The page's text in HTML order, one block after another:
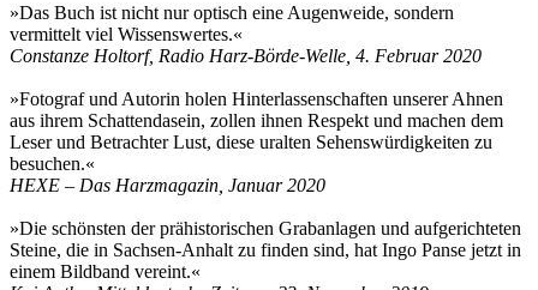
»Das Buch ist nicht nur optisch eine Augenweide, sondern
vermittelt viel Wissenswertes.«
Constanze Holtorf, Radio Harz-Börde-Welle, 4. Februar 2020
»Fotograf und Autorin holen Hinterlassenschaften unserer Ahnen
aus ihrem Schattendasein, zollen ihnen Respekt und machen dem
Leser und Betrachter Lust, diese uralten Sehenswürdigkeiten zu
besuchen.«
HEXE – Das Harzmagazin, Januar 2020
»Die schönsten der prähistorischen Grabanlagen und aufgerichteten
Steine, die in Sachsen-Anhalt zu finden sind, hat Ingo Panse jetzt in
einem Bildband vereint.«